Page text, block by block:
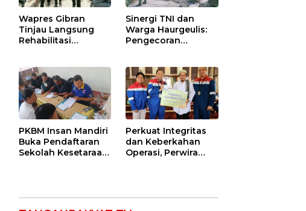
Wapres Gibran
Tinjau Langsung
Rehabilitasi
Targetkan
Konektivitas Pulih
Cepat
Sinergi TNI dan
Warga Haurgeulis:
Pengecoran
Indramayu
Rampung
PKBM Insan Mandiri
Buka Pendaftaran
Sekolah Kesetaraan
Perkuat Integritas
dan Keberkahan
Operasi, Perwira